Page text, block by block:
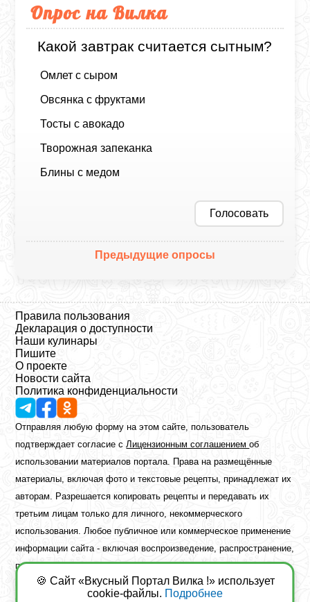
Опрос на Вилка
Какой завтрак считается сытным?
Омлет с сыром
Овсянка с фруктами
Тосты с авокадо
Творожная запеканка
Блины с медом
Голосовать
Предыдущие опросы
Правила пользования
Декларация о доступности
Наши кулинары
Пишите
О проекте
Новости сайта
Политика конфиденциальности
Отправляя любую форму на этом сайте, пользователь
подтверждает согласие сЛицензионным соглашениемоб
использовании материалов портала. Права на размещённые
материалы, включая фото и текстовые рецепты, принадлежат их
авторам. Разрешается копировать рецепты и передавать их
третьим лицам только для личного, некоммерческого
использования. Любое публичное или коммерческое применение
информации сайта - включая воспроизведение, распространение,
публикацию или обработку - возможно лишь при наличии
предварительного письменного разрешения правообладателя.
🍪 Сайт «Вкусный Портал Вилка !» использует
cookie-файлы. Подробнее